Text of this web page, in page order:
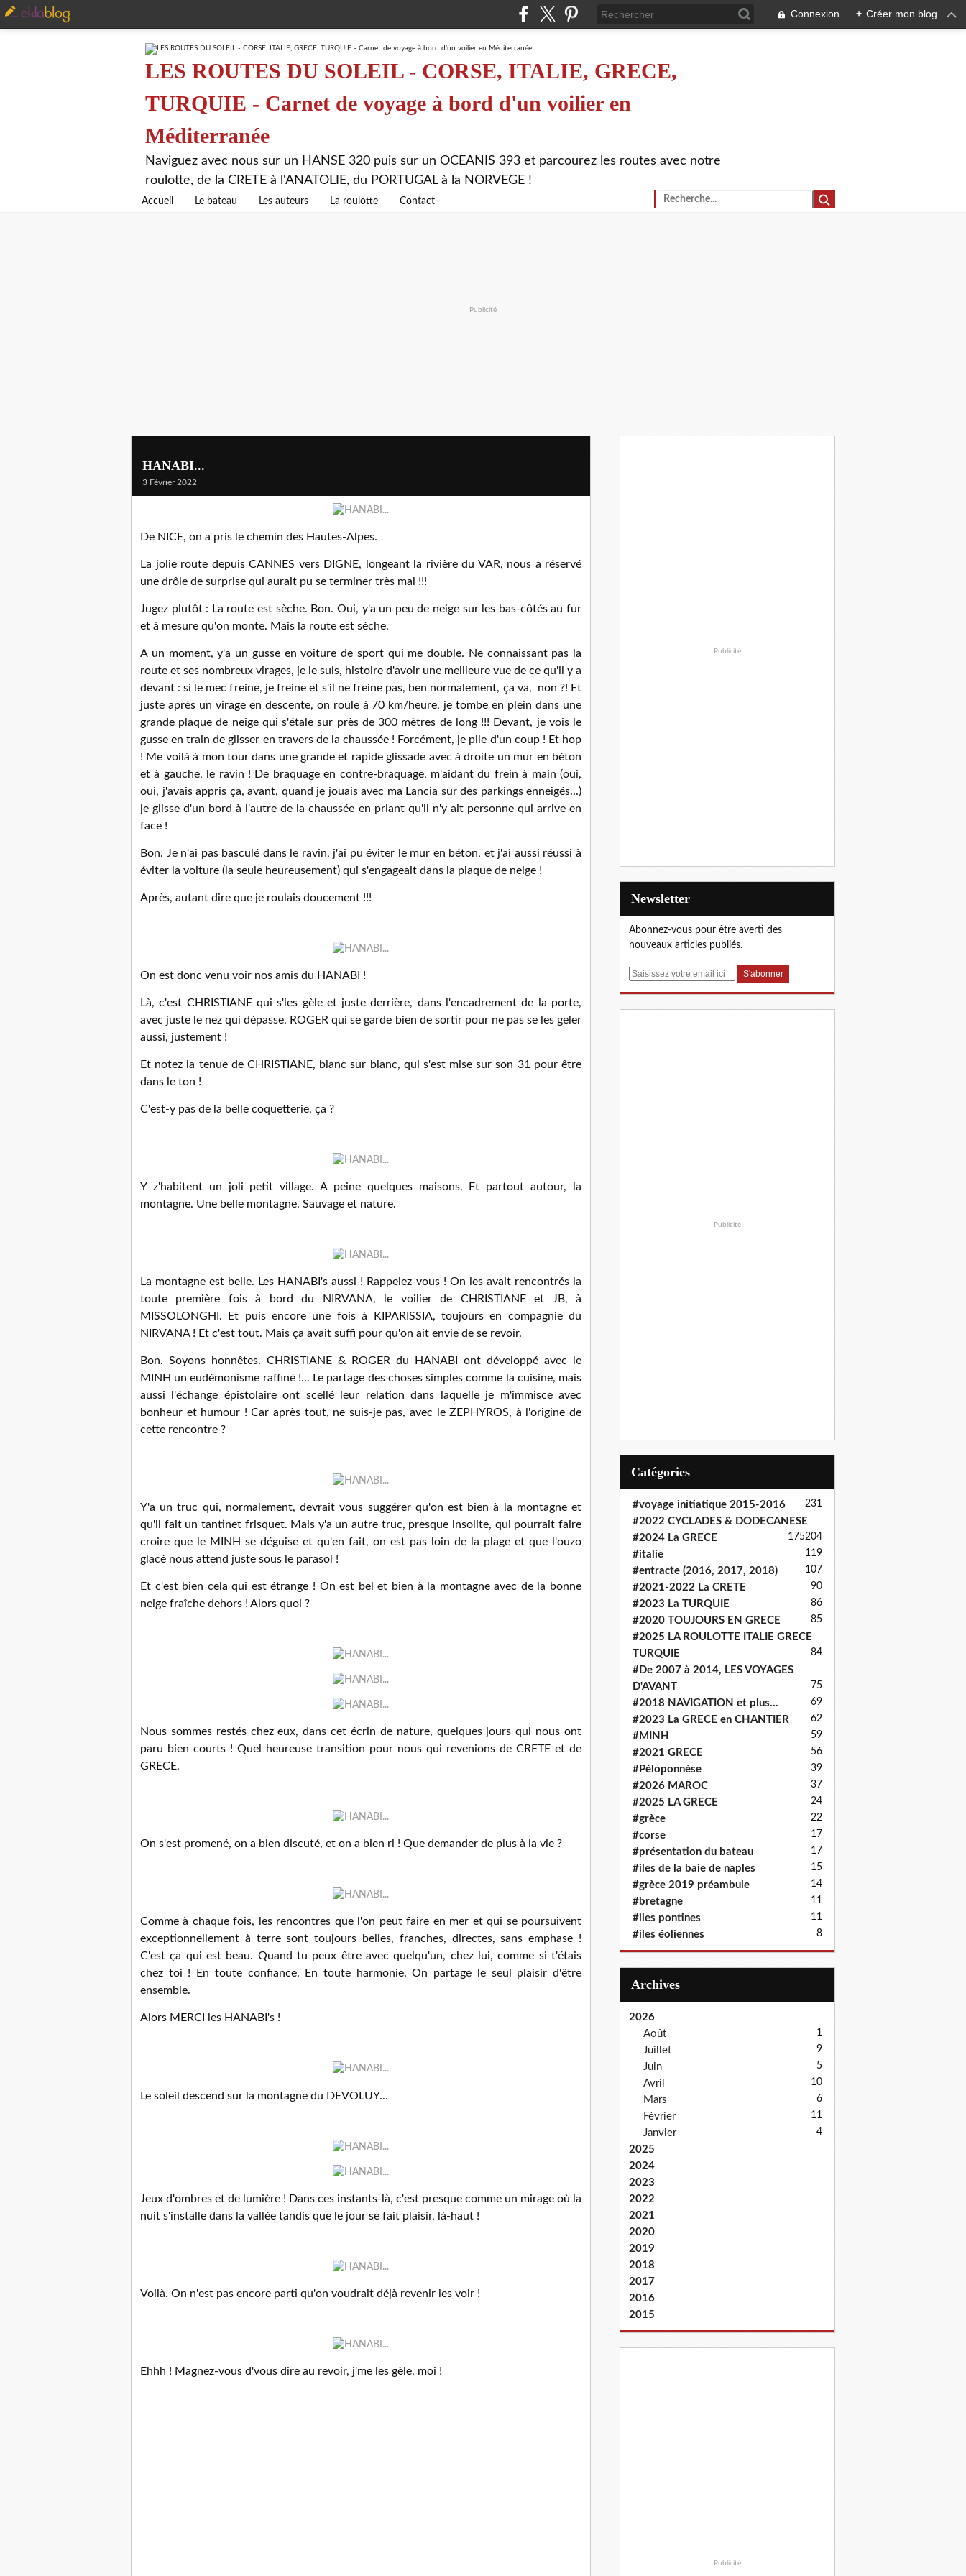
Connexion + Créer mon blog
LES ROUTES DU SOLEIL - CORSE, ITALIE, GRECE,
TURQUIE - Carnet de voyage à bord d'un voilier en
Méditerranée
Naviguez avec nous sur un HANSE 320 puis sur un OCEANIS 393 et parcourez les routes avec notre
roulotte, de la CRETE à l'ANATOLIE, du PORTUGAL à la NORVEGE !
Accueil Le bateau Les auteurs La roulotte Contact
Publicité
HANABI...
3 Février 2022
De NICE, on a pris le chemin des Hautes-Alpes.
La jolie route depuis CANNES vers DIGNE, longeant la rivière du VAR, nous a réservé
une drôle de surprise qui aurait pu se terminer très mal !!!
Jugez plutôt : La route est sèche. Bon. Oui, y'a un peu de neige sur les bas-côtés au fur
et à mesure qu'on monte. Mais la route est sèche.
A un moment, y'a un gusse en voiture de sport qui me double. Ne connaissant pas la
route et ses nombreux virages, je le suis, histoire d'avoir une meilleure vue de ce qu'il y a
devant : si le mec freine, je freine et s'il ne freine pas, ben normalement, ça va, non ?! Et
juste après un virage en descente, on roule à 70 km/heure, je tombe en plein dans une
grande plaque de neige qui s'étale sur près de 300 mètres de long !!! Devant, je vois le
gusse en train de glisser en travers de la chaussée ! Forcément, je pile d'un coup ! Et hop
! Me voilà à mon tour dans une grande et rapide glissade avec à droite un mur en béton
et à gauche, le ravin ! De braquage en contre-braquage, m'aidant du frein à main (oui,
oui, j'avais appris ça, avant, quand je jouais avec ma Lancia sur des parkings enneigés...)
je glisse d'un bord à l'autre de la chaussée en priant qu'il n'y ait personne qui arrive en
face !
Bon. Je n'ai pas basculé dans le ravin, j'ai pu éviter le mur en béton, et j'ai aussi réussi à
éviter la voiture (la seule heureusement) qui s'engageait dans la plaque de neige !
Après, autant dire que je roulais doucement !!!
On est donc venu voir nos amis du HANABI !
Là, c'est CHRISTIANE qui s'les gèle et juste derrière, dans l'encadrement de la porte,
avec juste le nez qui dépasse, ROGER qui se garde bien de sortir pour ne pas se les geler
aussi, justement !
Et notez la tenue de CHRISTIANE, blanc sur blanc, qui s'est mise sur son 31 pour être
dans le ton !
C'est-y pas de la belle coquetterie, ça ?
Y z'habitent un joli petit village. A peine quelques maisons. Et partout autour, la
montagne. Une belle montagne. Sauvage et nature.
La montagne est belle. Les HANABI's aussi ! Rappelez-vous ! On les avait rencontrés la
toute première fois à bord du NIRVANA, le voilier de CHRISTIANE et JB, à
MISSOLONGHI. Et puis encore une fois à KIPARISSIA, toujours en compagnie du
NIRVANA ! Et c'est tout. Mais ça avait suffi pour qu'on ait envie de se revoir.
Bon. Soyons honnêtes. CHRISTIANE & ROGER du HANABI ont développé avec le
MINH un eudémonisme raffiné !... Le partage des choses simples comme la cuisine, mais
aussi l'échange épistolaire ont scellé leur relation dans laquelle je m'immisce avec
bonheur et humour ! Car après tout, ne suis-je pas, avec le ZEPHYROS, à l'origine de
cette rencontre ?
Y'a un truc qui, normalement, devrait vous suggérer qu'on est bien à la montagne et
qu'il fait un tantinet frisquet. Mais y'a un autre truc, presque insolite, qui pourrait faire
croire que le MINH se déguise et qu'en fait, on est pas loin de la plage et que l'ouzo
glacé nous attend juste sous le parasol !
Et c'est bien cela qui est étrange ! On est bel et bien à la montagne avec de la bonne
neige fraîche dehors ! Alors quoi ?
Nous sommes restés chez eux, dans cet écrin de nature, quelques jours qui nous ont
paru bien courts ! Quel heureuse transition pour nous qui revenions de CRETE et de
GRECE.
On s'est promené, on a bien discuté, et on a bien ri ! Que demander de plus à la vie ?
Comme à chaque fois, les rencontres que l'on peut faire en mer et qui se poursuivent
exceptionnellement à terre sont toujours belles, franches, directes, sans emphase !
C'est ça qui est beau. Quand tu peux être avec quelqu'un, chez lui, comme si t'étais
chez toi ! En toute confiance. En toute harmonie. On partage le seul plaisir d'être
ensemble.
Alors MERCI les HANABI's !
Le soleil descend sur la montagne du DEVOLUY...
Jeux d'ombres et de lumière ! Dans ces instants-là, c'est presque comme un mirage où la
nuit s'installe dans la vallée tandis que le jour se fait plaisir, là-haut !
Voilà. On n'est pas encore parti qu'on voudrait déjà revenir les voir !
Ehhh ! Magnez-vous d'vous dire au revoir, j'me les gèle, moi !
Publicité
Newsletter
Abonnez-vous pour être averti des
nouveaux articles publiés.
E
Publicité
Catégories
#voyage initiatique 2015-2016 231
#2022 CYCLADES & DODECANESE
204
#2024 La GRECE 175
#italie 119
#entracte (2016, 2017, 2018) 107
#2021-2022 La CRETE 90
#2023 La TURQUIE 86
#2020 TOUJOURS EN GRECE 85
#2025 LA ROULOTTE ITALIE GRECE
TURQUIE
84
#De 2007 à 2014, LES VOYAGES
D'AVANT
75
#2018 NAVIGATION et plus... 69
#2023 La GRECE en CHANTIER 62
#MINH 59
#2021 GRECE 56
#Péloponnèse 39
#2026 MAROC 37
#2025 LA GRECE 24
#grèce 22
#corse 17
#présentation du bateau 17
#iles de la baie de naples 15
#grèce 2019 préambule 14
#bretagne 11
#iles pontines 11
#iles éoliennes 8
Archives
2026
Août
1
Juillet 9
Juin 5
Avril 10
Mars 6
Février 11
Janvier 4
2025
2024
2023
2022
2021
2020
2019
2018
2017
2016
2015
Publicité